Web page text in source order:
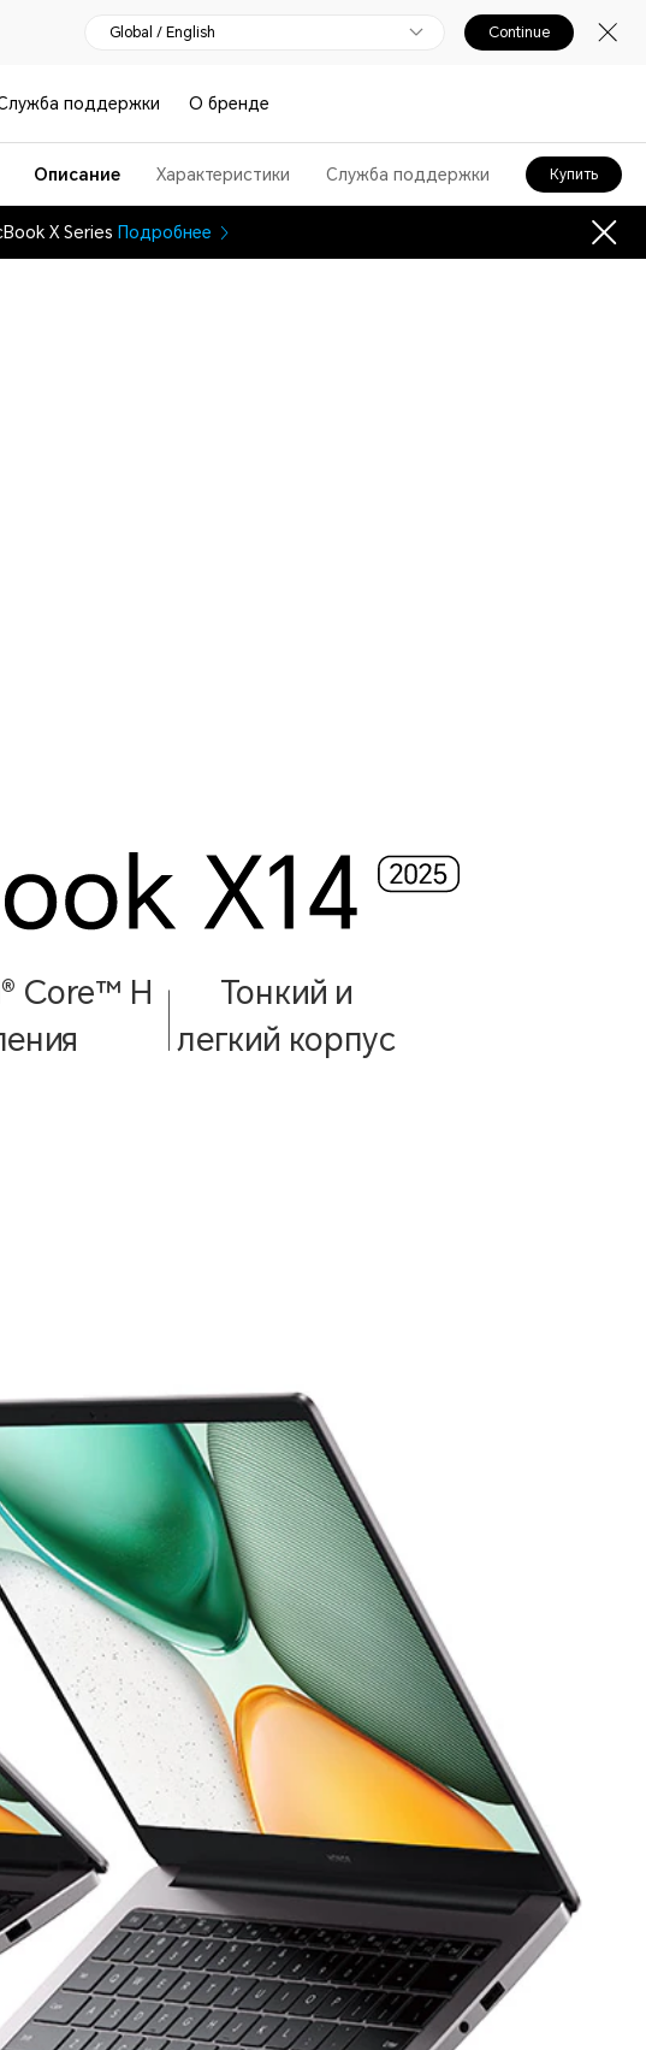
Global / English Continue
поддержки О бренде
Описание Характеристики Служба поддержки Купить
X Series Подробнее
Core™ H
Тонкий и
легкий корпус